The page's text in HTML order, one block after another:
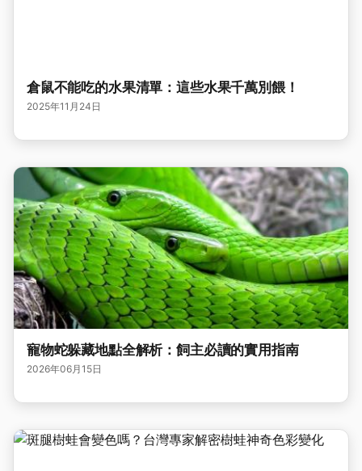
倉鼠不能吃的水果清單：這些水果千萬別餵！
2025年11月24日
寵物蛇躲藏地點全解析：飼主必讀的實用指南
2026年06月15日